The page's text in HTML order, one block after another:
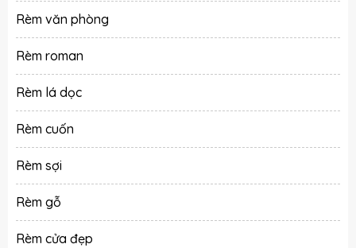
Rèm văn phòng
Rèm roman
Rèm lá dọc
Rèm cuốn
Rèm sợi
Rèm gỗ
Rèm cửa đẹp